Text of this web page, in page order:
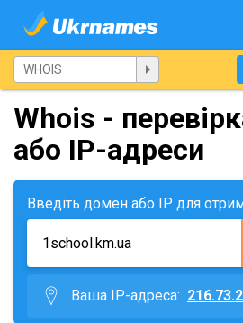
Whois -
або IP-адреси
Введіть домен або IP для
Ваша IP-адреса: